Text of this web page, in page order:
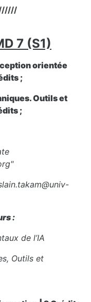
7 (S1)
orientée
;
Outils et
;
:
de l’IA
Outils et